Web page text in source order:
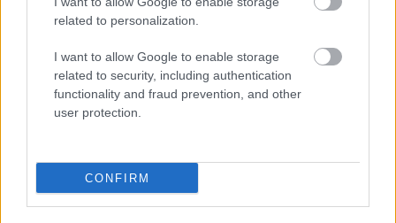
related to personalization.
I want to allow Google to enable storage
related to security, including authentication
functionality and fraud prevention, and other
user protection.
CONFIRM